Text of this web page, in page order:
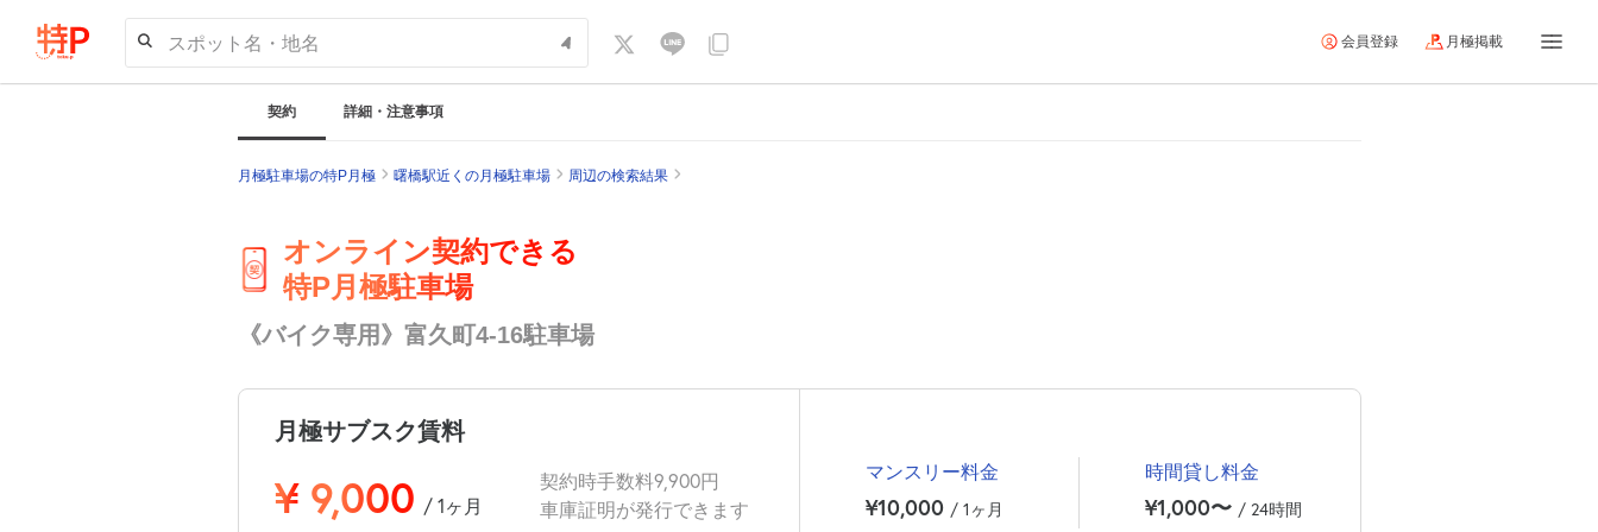
スポット名・地名 会員登録 月極掲載
契約 詳細・注意事項
月極駐車場の特P月極 曙橋駅近くの月極駐車場 周辺の検索結果
オンライン契約できる
特P月極駐車場
《バイク専用》富久町4-16駐車場
月極サブスク賃料
¥ 9,000 / 1ヶ月
契約時手数料9,900円
車庫証明が発行できます
マンスリー料金
¥10,000 / 1ヶ月
時間貸し料金
¥1,000〜 / 24時間